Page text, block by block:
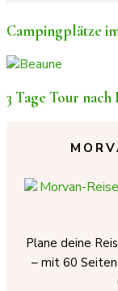
Campingplätze
3 Tage Tour nach
Plane deine
– mit 60